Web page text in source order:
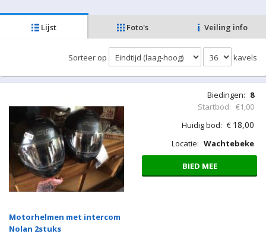
Lijst Foto's Veiling info
Sorteer op kavels
Motorhelmen met intercom
Nolan 2stuks
Biedingen: 8
Startbod: €1,00
Huidig bod: € 18,00
Locatie: Wachtebeke
BIED MEE